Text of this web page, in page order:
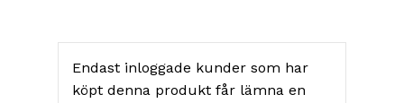
Endast inloggade kunder som har
köpt denna produkt får lämna en